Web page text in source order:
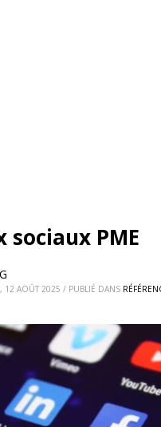
sociaux PME
12 AOÛT 2025 / PUBLIÉ DANS